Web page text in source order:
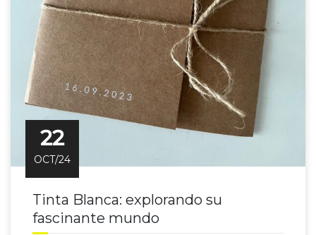
22
OCT/24
Tinta Blanca: explorando su
fascinante mundo